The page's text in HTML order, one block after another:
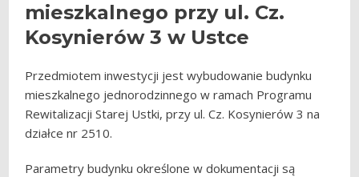
mieszkalnego przy ul. Cz.
Kosynierów 3 w Ustce
Przedmiotem inwestycji jest wybudowanie budynku
mieszkalnego jednorodzinnego w ramach Programu
Rewitalizacji Starej Ustki, przy ul. Cz. Kosynierów 3 na
działce nr 2510.
Parametry budynku określone w dokumentacji są